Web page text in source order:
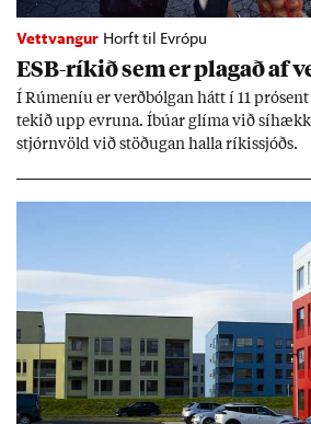
Vettvangur Horft til Evrópu
ESB-rík­ið sem er plag­að af
Í Rúm­en­íu er verð­bólg­an hátt í 11
tek­ið upp evr­una. Íbú­ar glíma við
stjórn­völd við stöð­ug­an halla rík­is­sjóðs.